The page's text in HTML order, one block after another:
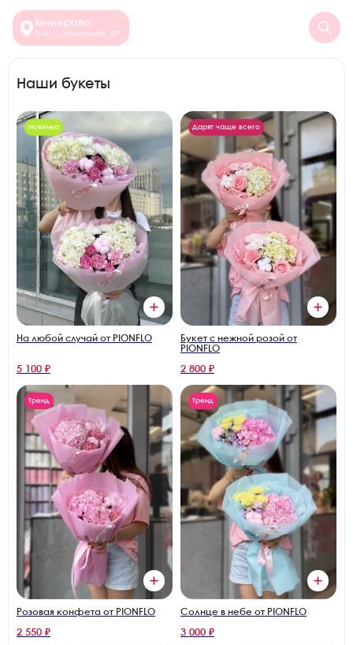
Кемерово
б-в. Строителей, 29
Наши букеты
Новинка
На любой случай от PIONFLO
5 100 ₽
Дарят чаще всего
Букет с нежной розой от
PIONFLO
2 800 ₽
Тренд
Розовая конфета от PIONFLO
2 550 ₽
Тренд
Солнце в небе от PIONFLO
3 000 ₽